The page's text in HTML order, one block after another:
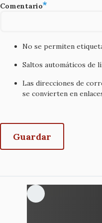
Comentario
No se permiten
Saltos automáticos de
Las direcciones de
se convierten en